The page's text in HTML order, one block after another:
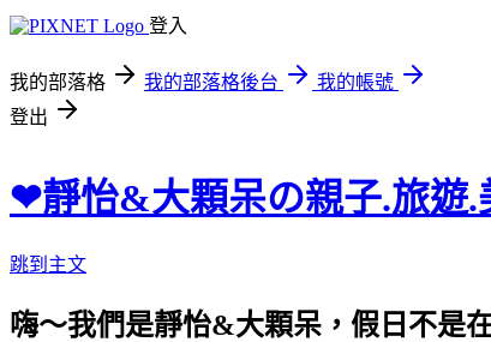
登入
我的部落格 我的部落格後台
我的帳號
登出
❤靜怡&大顆呆の親子.旅遊
跳到主文
嗨～我們是靜怡&大顆呆，假日不是